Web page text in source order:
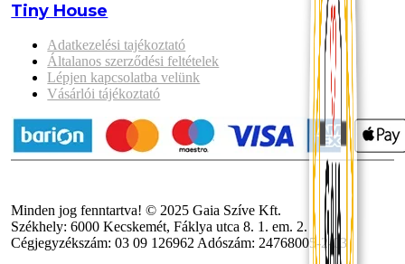
Tiny House
Adatkezelési tajékoztató
Általanos szerződési feltételek
Lépjen kapcsolatba velünk
Vásárlói tájékoztató
Minden jog fenntartva! © 2025 Gaia Szíve Kft.
Székhely: 6000 Kecskemét, Fáklya utca 8. 1. em. 2.
Cégjegyzékszám: 03 09 126962 Adószám: 24768005-2-03